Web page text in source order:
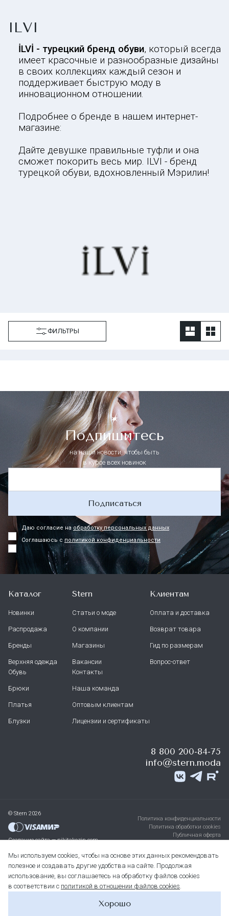
ILVI
İLVİ - турецкий бренд обуви, который всегда
имеет красочные и разнообразные дизайны
в своих коллекциях каждый сезон и
поддерживает быструю моду в
инновационном отношении.
Подробнее о бренде в нашем интернет-
магазине:
Дайте девушке правильные туфли и она
сможет покорить весь мир. ILVI - бренд
турецкой обуви, вдохновленный Мэрилин!
ФИЛЬТРЫ
Подпишитесь
на наши новости, чтобы быть
в курсе всех новинок
Подписаться
Даю согласие наобработку персональных данных
Соглашаюсь с политикой конфиденциальности
Каталог
Новинки
Распродажа
Бренды
Верхняя одежда
Обувь
Брюки
Платья
Блузки
Stern
Статьи о моде
О компании
Магазины
Вакансии
Контакты
Наша команда
Оптовым клиентам
Лицензии и сертификаты
Клиентам
Оплата и доставка
Возврат товара
Гид по размерам
Вопрос-ответ
8 800 200-84-75
info@stern.moda
© Stern 2026
Создание сайта — nikitakozin.com
Политика конфиденциальности
Политика обработки cookies
Публичная оферта
Мы используем cookies, чтобы на основе этих данных рекомендовать
полезное и создавать другие удобства на сайте. Продолжая
использование, вы соглашаетесь на обработку файлов cookies
в соответствии с политикой в отношении файлов cookies.
Хорошо